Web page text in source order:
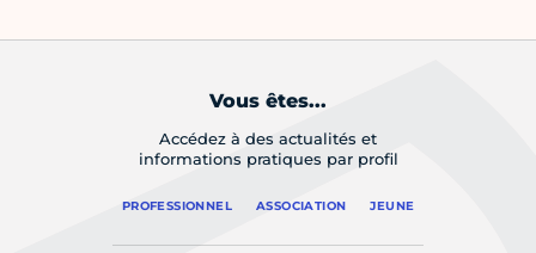
Vous êtes...
Accédez à des actualités et
informations pratiques par profil
PROFESSIONNEL ASSOCIATION JEUNE